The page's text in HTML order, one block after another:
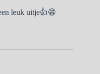
leuk uitje👍😁